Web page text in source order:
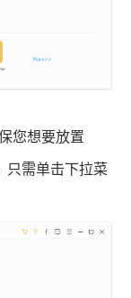
您想要放置
只需单击下拉菜